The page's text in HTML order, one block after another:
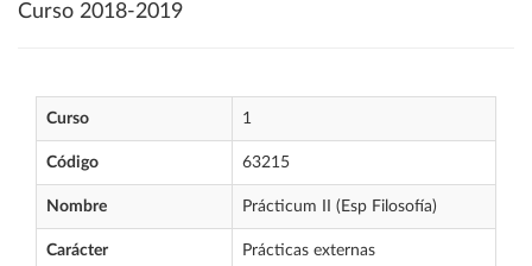
Curso 2018-2019
Curso 1
Código 63215
Nombre Prácticum II (Esp Filosofía)
Carácter Prácticas externas